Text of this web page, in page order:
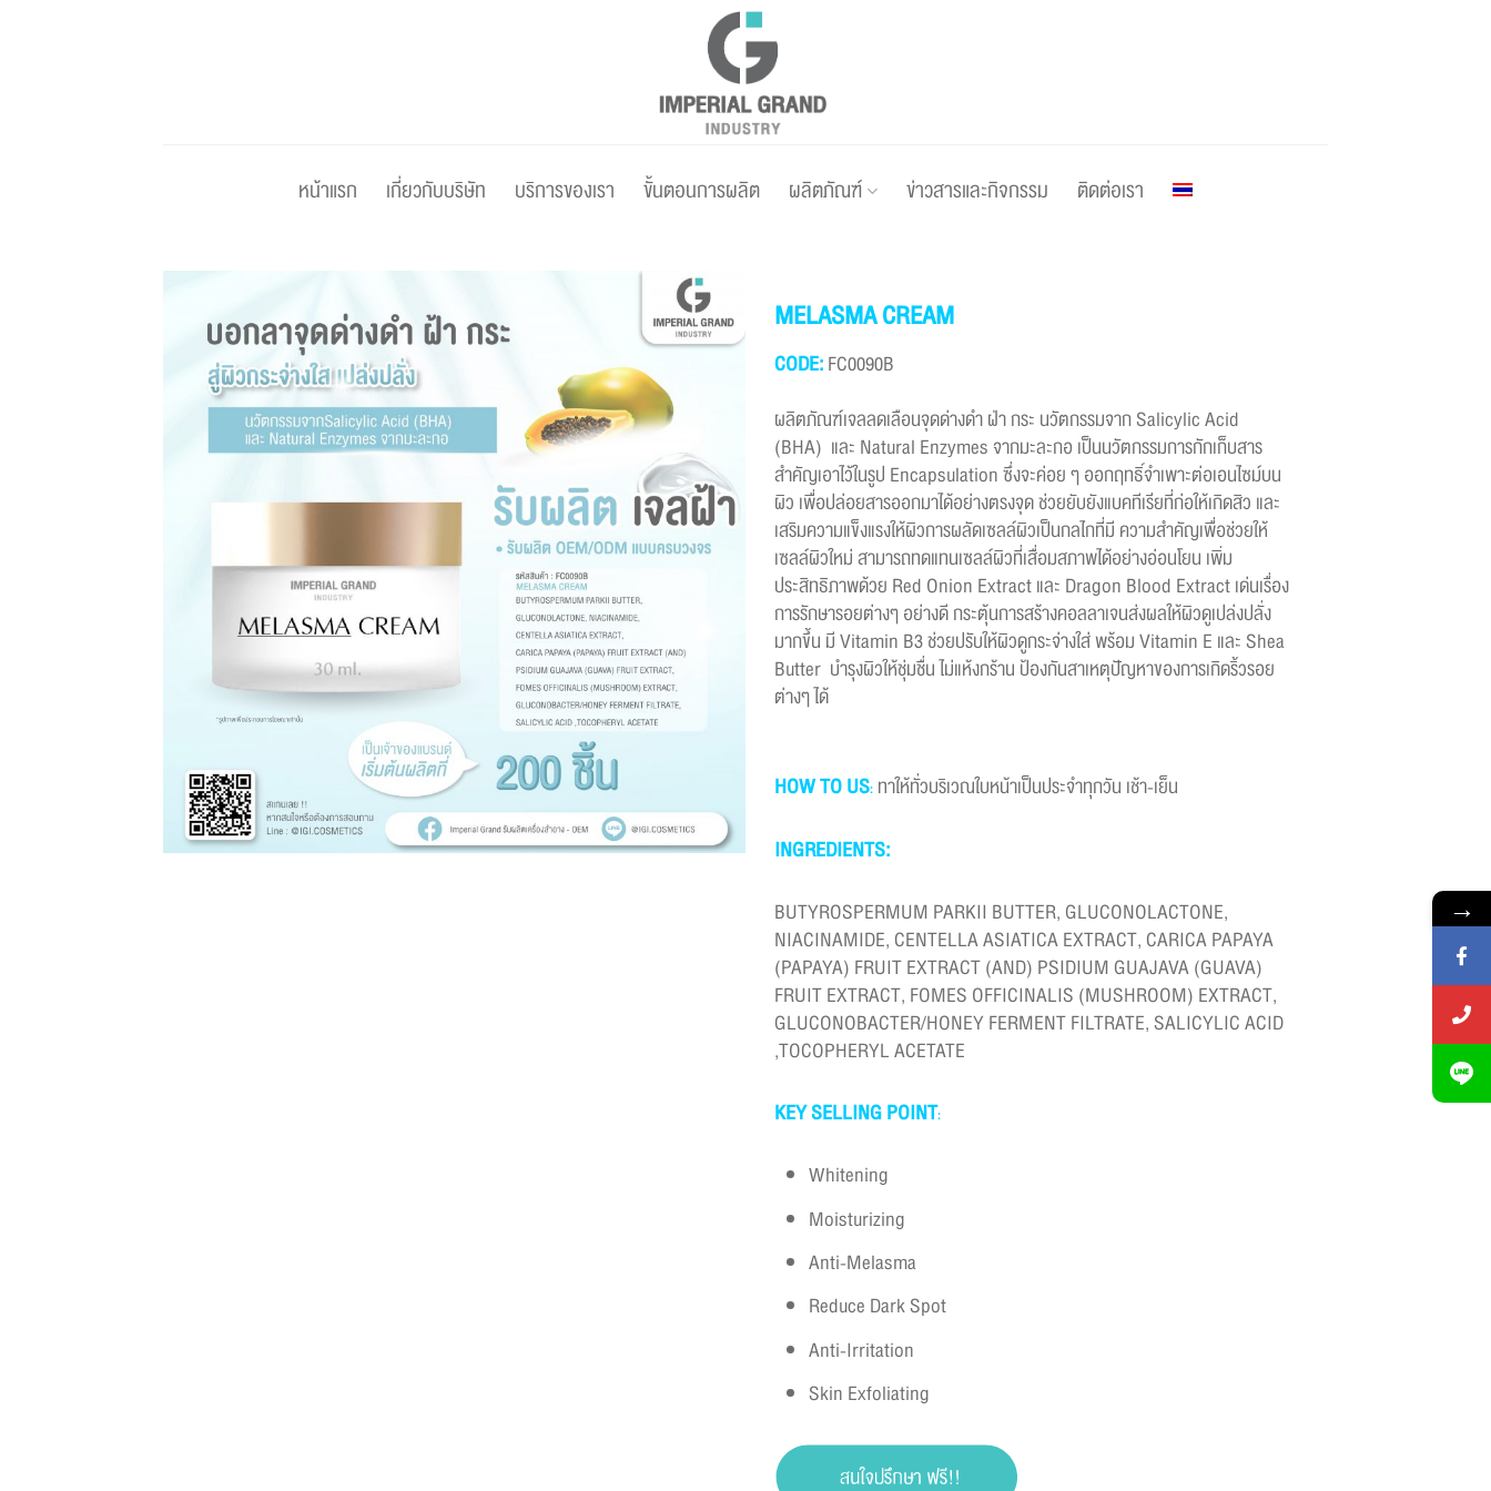
หน้าแรก เกี่ยวกับบริษัท บริการของเรา ขั้นตอนการผลิต ผลิตภัณฑ์ ข่าวสารและกิจกรรม ติดต่อเรา
MELASMA CREAM
CODE:FC0090B
ผลิตภัณฑ์เจลลดเลือนจุดด่างดำ ฝ่า กระ นวัตกรรมจาก Salicylic Acid
(BHA) และ Natural Enzymes จากมะละกอ เป็นนวัตกรรมการกักเก็บสาร
สำคัญเอาไว้ในรูป Encapsulation ซึ่งจะค่อย ๆ ออกฤทธิ์จำเพาะต่อเอนไซม์บน
ผิว เพื่อปล่อยสารออกมาได้อย่างตรงจุด ช่วยยับยังแบคทีเรียที่ก่อให้เกิดสิว และ
เสริมความแข็งแรงให้ผิวการผลัดเซลล์ผิวเป็นกลไกที่มี ความสำคัญเพื่อช่วยให้
เซลล์ผิวใหม่ สามารถทดแทนเซลล์ผิวที่เสื่อมสภาพได้อย่างอ่อนโยน เพิ่ม
ประสิทธิภาพด้วย Red Onion Extract และ Dragon Blood Extract เด่นเรื่อง
การรักษารอยต่างๆ อย่างดี กระตุ้นการสร้างคอลลาเจนส่งผลให้ผิวดูเปล่งปลั่ง
มากขึ้น มี Vitamin B3 ช่วยปรับให้ผิวดูกระจ่างใส่ พร้อม Vitamin E และ Shea
Butter บำรุงผิวให้ชุ่มชื่น ไม่แห้งกร้าน ป้องกันสาเหตุปัญหาของการเกิดริ้วรอย
ต่างๆ ได้
HOW TO US: ทาให้ทั่วบริเวณใบหน้าเป็นประจำทุกวัน เช้า-เย็น
INGREDIENTS:
BUTYROSPERMUM PARKII BUTTER, GLUCONOLACTONE,
NIACINAMIDE, CENTELLA ASIATICA EXTRACT, CARICA PAPAYA
(PAPAYA) FRUIT EXTRACT (AND) PSIDIUM GUAJAVA (GUAVA)
FRUIT EXTRACT, FOMES OFFICINALIS (MUSHROOM) EXTRACT,
GLUCONOBACTER/HONEY FERMENT FILTRATE, SALICYLIC ACID
,TOCOPHERYL ACETATE
KEY SELLING POINT:
Whitening
Moisturizing
Anti-Melasma
Reduce Dark Spot
Anti-Irritation
Skin Exfoliating
→